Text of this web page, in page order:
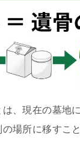
は、現在の墓地
場所に移すこ